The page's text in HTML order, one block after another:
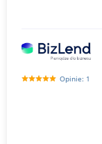
Opinie: 1